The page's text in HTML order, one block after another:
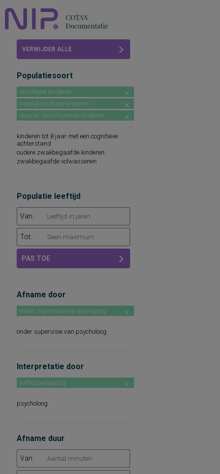
Abonneren
FAQ
VERWIJDER ALLE
Populatiesoort
allochtone kinderen
moeilijk testbare kinderen
dove en slechthorende kinderen
kinderen tot 8 jaar met een cognitieve
achterstand
oudere zwakbegaafde kinderen
zwakbegaafde volwassenen
Populatie leeftijd
Van:
Tot:
PAS TOE
Afname door
onder supervisie van pedagoog
onder supervisie van psycholoog
Interpretatie door
(ortho)pedagoog
psycholoog
Afname duur
Van: